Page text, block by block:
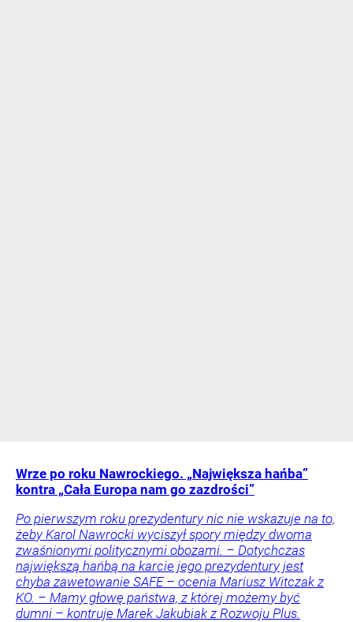
Wrze po roku Nawrockiego. „Największa hańba”
kontra „Cała Europa nam go zazdrości”
Po pierwszym roku prezydentury nic nie wskazuje na to,
żeby Karol Nawrocki wyciszył spory między dwoma
zwaśnionymi politycznymi obozami. – Dotychczas
największą hańbą na karcie jego prezydentury jest
chyba zawetowanie SAFE – ocenia Mariusz Witczak z
KO. – Mamy głowę państwa, z której możemy być
dumni – kontruje Marek Jakubiak z Rozwoju Plus.